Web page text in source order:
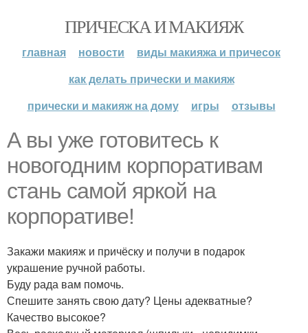
ПРИЧЕСКА И МАКИЯЖ
главная новости
виды макияжа и причесок
как делать прически и макияж
прически и макияж на дому
игры отзывы
А вы уже готовитесь к
новогодним корпоративам
стань самой яркой на
корпоративе!
Закажи макияж и причёску и получи в подарок
украшение ручной работы.
Буду рада вам помочь.
Спешите занять свою дату? Цены адекватные?
Качество высокое?